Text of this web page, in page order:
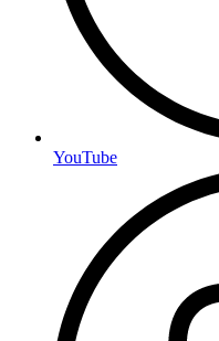
YouTube